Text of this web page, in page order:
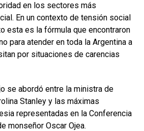
en los sectores más
En un contexto de tensión social
esta es la fórmula que encontraron
para atender en toda la Argentina a
por situaciones de carencias
se abordó entre la ministra de
Stanley y las máximas
representadas en la Conferencia
monseñor Oscar Ojea.